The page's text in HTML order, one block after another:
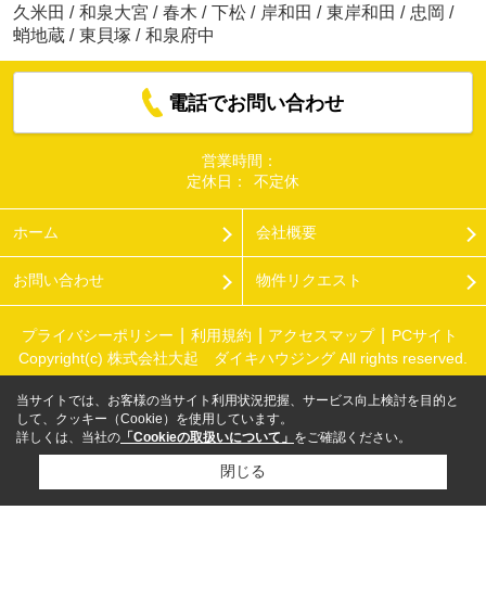
久米田 / 和泉大宮 / 春木 / 下松 / 岸和田 / 東岸和田 / 忠岡 /
蛸地蔵 / 東貝塚 / 和泉府中
電話でお問い合わせ
営業時間：
定休日：
不定休
ホーム 会社概要
お問い合わせ 物件リクエスト
プライバシーポリシー 利用規約 アクセスマップ
PCサイト
Copyright(c) 株式会社大起 ダイキハウジング All rights reserved.
当サイトでは、お客様の当サイト利用状況把握、サービス向上検討を目的と
して、クッキー（Cookie）を使用しています。
詳しくは、当社の 「Cookieの取扱いについて」 をご確認ください。
閉じる